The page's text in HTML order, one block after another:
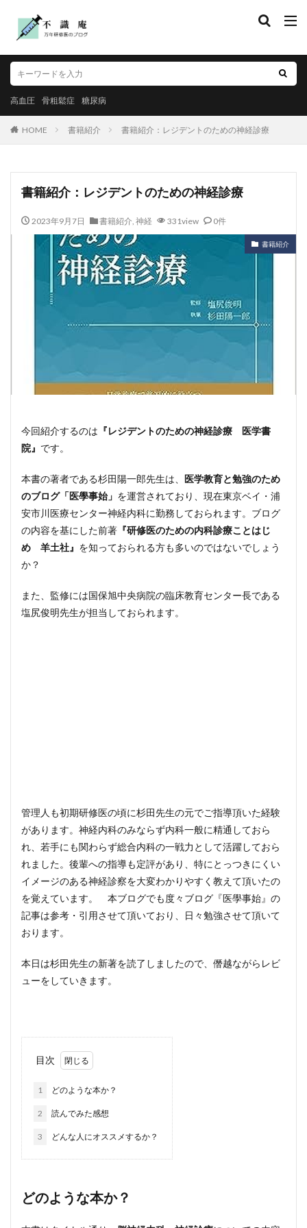
高血圧 骨粗鬆症 糖尿病
HOME 書籍紹介 書籍紹介：レジデントのための神経診療
書籍紹介：レジデントのための神経診療
2023年9月7日 書籍紹介, 神経 331view 0件
書籍紹介
今回紹介するのは 『レジデントのための神経診療 医学書
院』 です。
本書の著者である杉田陽一郎先生は、 医学教育と勉強のため
のブログ「医學事始」 を運営されており、現在東京ベイ・浦
安市川医療センター神経内科に勤務しておられます。ブログ
の内容を基にした前著 『研修医のための内科診療ことはじ
め 羊土社』 を知っておられる方も多いのではないでしょう
か？
また、監修には国保旭中央病院の臨床教育センター長である
塩尻俊明先生が担当しておられます。
管理人も初期研修医の頃に杉田先生の元でご指導頂いた経験
があります。神経内科のみならず内科一般に精通しておら
れ、若手にも関わらず総合内科の一戦力として活躍しておら
れました。後輩への指導も定評があり、特にとっつきにくい
イメージのある神経診察を大変わかりやすく教えて頂いたの
を覚えています。 本ブログでも度々ブログ『医學事始』の
記事は参考・引用させて頂いており、日々勉強させて頂いて
おります。
本日は杉田先生の新著を読了しましたので、僭越ながらレビ
ューをしていきます。
目次
1 どのような本か？
2 読んでみた感想
3 どんな人にオススメするか？
どのような本か？